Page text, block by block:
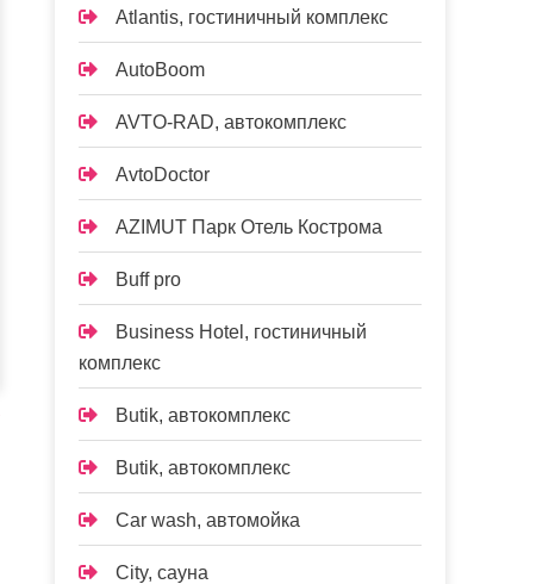
Atlantis, гостиничный комплекс
AutoBoom
AVTO-RAD, автокомплекс
AvtoDoctor
AZIMUT Парк Отель Кострома
Buff pro
Business Hotel, гостиничный
комплекс
Butik, автокомплекс
Butik, автокомплекс
Car wash, автомойка
City, сауна